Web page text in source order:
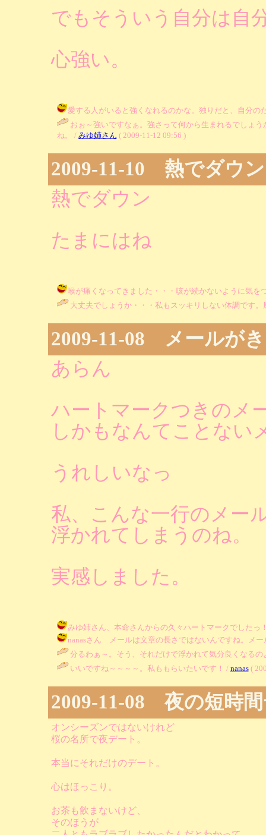
でもそういう自分は自
心強い。
愛する人がいると強くなれるのかな。独りだと、自分の
おぉ～強いですなぁ。強さって何から生まれるでしょ
ね。 / みゆ姉さん ( 2009-11-12 09:56 )
2009-11-10 熱でダウン
熱でダウン
たまにはね
喉が痛くなってきました・・・咳が続かないように気を
大丈夫でしょうか・・・私もスッキリしない体調です
2009-11-08 メールが
あらん
ハートマークつきのメ
しかもなんてことない
うれしいなっ
私、こんな一行のメー
浮かれてしまうのね。
実感しました。
みゆ姉さん、本命さんからの久々ハートマークでしたっ
nanasさん メールは文章の長さではないんですね。メ
分るわぁ～。そう、それだけで浮かれて気分良くなるの
いいですね～～～～。私ももらいたいです！ / nanas(
2009-11-08 夜の短時
オンシーズンではないけれど
桜の名所で夜デート。
本当にそれだけのデート。
心はほっこり。
お茶も飲まないけど、
そのほうが